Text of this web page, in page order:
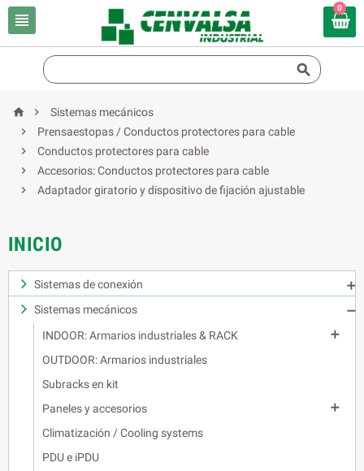

0

 
Sistemas mecánicos

Prensaestopas / Conductos protectores para cable

Conductos protectores para cable

Accesorios: Conductos protectores para cable

Adaptador giratorio y dispositivo de fijación ajustable
INICIO
Sistemas de conexión

Sistemas mecánicos

INDOOR: Armarios industriales & RACK

OUTDOOR: Armarios industriales
Subracks en kit
Paneles y accesorios

Climatización / Cooling systems
PDU e iPDU